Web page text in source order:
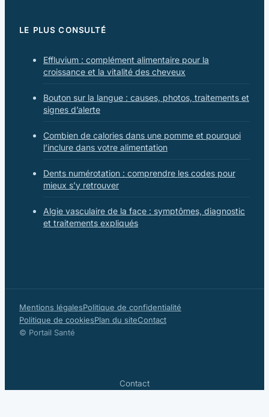
LE PLUS CONSULTÉ
Effluvium : complément alimentaire pour la
croissance et la vitalité des cheveux
Bouton sur la langue : causes, photos, traitements et
signes d’alerte
Combien de calories dans une pomme et pourquoi
l’inclure dans votre alimentation
Dents numérotation : comprendre les codes pour
mieux s’y retrouver
Algie vasculaire de la face : symptômes, diagnostic
et traitements expliqués
Mentions légalesPolitique de confidentialité
Politique de cookiesPlan du siteContact
© Portail Santé
Contact